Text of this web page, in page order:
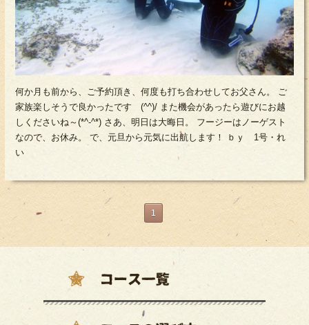
何か月も前から、ご予約頂き、何度も打ち合わせしてお父さん。 ご
家族楽しそうで良かったです (^^)/ また機会があったら遊びにお越
しくださいね～(*^-^*) さあ、明日は大晦日。 フージーはノーゲスト
なので、お休み。 で、元旦から元気に出航します！ ｂｙ 1号・れ
い
1